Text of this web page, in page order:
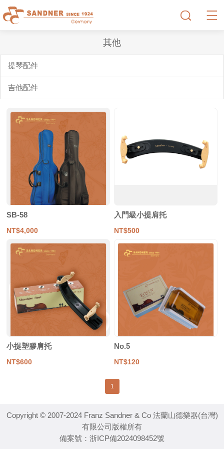
其他
提琴配件
吉他配件
SB-58
NT$4,000
入門級小提肩托
NT$500
小提塑膠肩托
NT$600
No.5
NT$120
1
Copyright © 2007-2024 Franz Sandner & Co 法蘭山德樂器(台灣)
有限公司版權所有
備案號： 浙ICP備2024098452號